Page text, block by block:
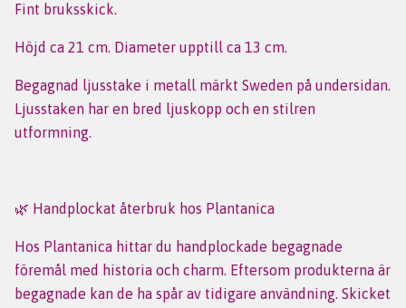
Fint bruksskick.
Höjd ca 21 cm. Diameter upptill ca 13 cm.
Begagnad ljusstake i metall märkt Sweden på undersidan.
Ljusstaken har en bred ljuskopp och en stilren
utformning.
🌿 Handplockat återbruk hos Plantanica
Hos Plantanica hittar du handplockade begagnade
föremål med historia och charm. Eftersom produkterna är
begagnade kan de ha spår av tidigare användning. Skicket